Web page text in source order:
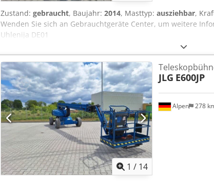
Zustand: gebraucht, Baujahr: 2014, Masttyp: ausziehbar,
Wenden Sie sich an Gebrauchtgeräte Center, um weitere
Uhlenija DE01
1 / 14
Alpen 278
JLG E600JP